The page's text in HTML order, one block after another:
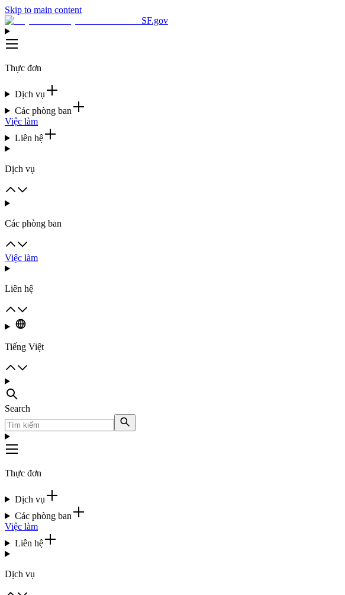
Skip to main content
SF.gov
Thực đơn
Dịch vụ
Các phòng ban
Việc làm
Liên hệ
Dịch vụ
Các phòng ban
Việc làm
Liên hệ
Tiếng Việt
Search
Thực đơn
Dịch vụ
Các phòng ban
Việc làm
Liên hệ
Dịch vụ